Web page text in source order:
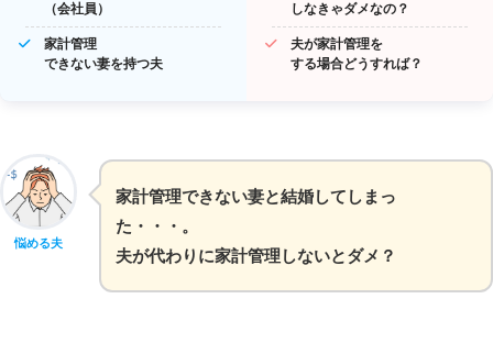
（会社員）
家計管理
できない妻を持つ夫
しなきゃダメなの？
夫が家計管理を
する場合どうすれば？
悩める夫
家計管理できない妻と結婚してしまっ
た・・・。
夫が代わりに家計管理しないとダメ？